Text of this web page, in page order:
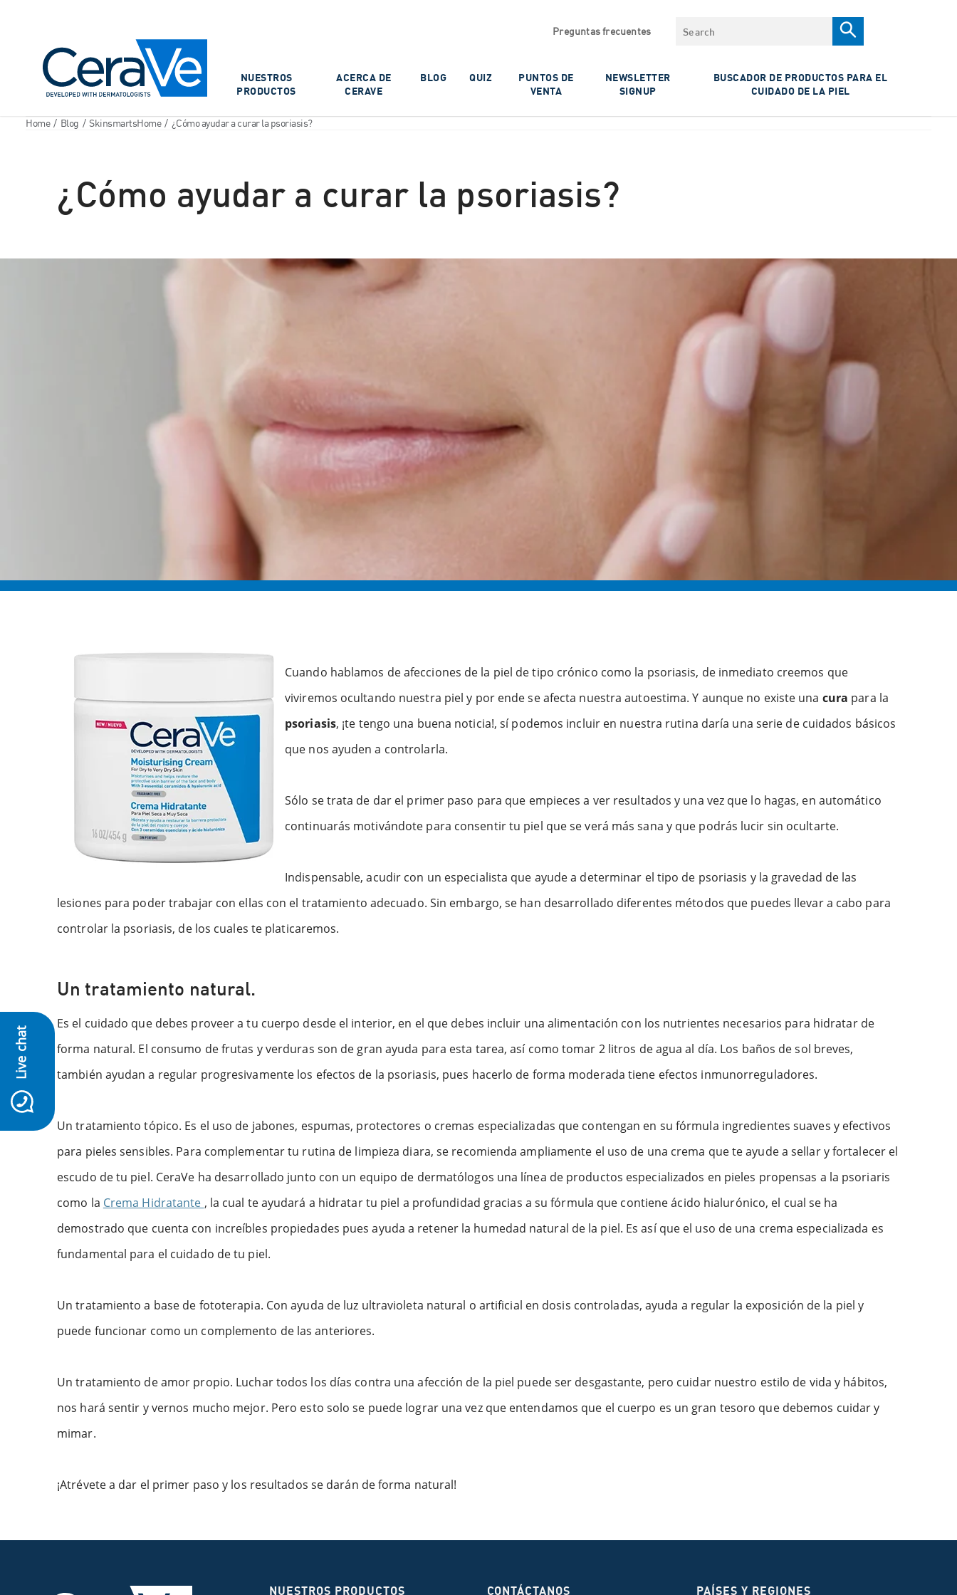
Preguntas frecuentes Search
NUESTROS
PRODUCTOS
ACERCA DE
CERAVE
BLOG QUIZ
PUNTOS DE
VENTA
NEWSLETTER
SIGNUP
BUSCADOR DE PRODUCTOS PARA EL
CUIDADO DE LA PIEL
Home / Blog / SkinsmartsHome / ¿Cómo ayudar a curar la psoriasis?
Live chat
¿Cómo ayudar a curar la psoriasis?
Cuando hablamos de afecciones de la piel de tipo crónico como la psoriasis, de inmediato creemos que
viviremos ocultando nuestra piel y por ende se afecta nuestra autoestima. Y aunque no existe una cura para la
psoriasis, ¡te tengo una buena noticia!, sí podemos incluir en nuestra rutina daría una serie de cuidados básicos
que nos ayuden a controlarla.
Sólo se trata de dar el primer paso para que empieces a ver resultados y una vez que lo hagas, en automático
continuarás motivándote para consentir tu piel que se verá más sana y que podrás lucir sin ocultarte.
Indispensable, acudir con un especialista que ayude a determinar el tipo de psoriasis y la gravedad de las
lesiones para poder trabajar con ellas con el tratamiento adecuado. Sin embargo, se han desarrollado diferentes métodos que puedes llevar a cabo para
controlar la psoriasis, de los cuales te platicaremos.
Un tratamiento natural.
Es el cuidado que debes proveer a tu cuerpo desde el interior, en el que debes incluir una alimentación con los nutrientes necesarios para hidratar de
forma natural. El consumo de frutas y verduras son de gran ayuda para esta tarea, así como tomar 2 litros de agua al día. Los baños de sol breves,
también ayudan a regular progresivamente los efectos de la psoriasis, pues hacerlo de forma moderada tiene efectos inmunorreguladores.
Un tratamiento tópico. Es el uso de jabones, espumas, protectores o cremas especializadas que contengan en su fórmula ingredientes suaves y efectivos
para pieles sensibles. Para complementar tu rutina de limpieza diara, se recomienda ampliamente el uso de una crema que te ayude a sellar y fortalecer el
escudo de tu piel. CeraVe ha desarrollado junto con un equipo de dermatólogos una línea de productos especializados en pieles propensas a la psoriaris
como la Crema Hidratante , la cual te ayudará a hidratar tu piel a profundidad gracias a su fórmula que contiene ácido hialurónico, el cual se ha
demostrado que cuenta con increíbles propiedades pues ayuda a retener la humedad natural de la piel. Es así que el uso de una crema especializada es
fundamental para el cuidado de tu piel.
Un tratamiento a base de fototerapia. Con ayuda de luz ultravioleta natural o artificial en dosis controladas, ayuda a regular la exposición de la piel y
puede funcionar como un complemento de las anteriores.
Un tratamiento de amor propio. Luchar todos los días contra una afección de la piel puede ser desgastante, pero cuidar nuestro estilo de vida y hábitos,
nos hará sentir y vernos mucho mejor. Pero esto solo se puede lograr una vez que entendamos que el cuerpo es un gran tesoro que debemos cuidar y
mimar.
¡Atrévete a dar el primer paso y los resultados se darán de forma natural!
NUESTROS PRODUCTOS CONTÁCTANOS PAÍSES Y REGIONES